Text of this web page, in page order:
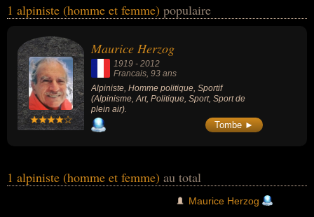
politique, du sport ou du sport de plein air. Ces célébrités peuvent
leurs nationalités au moment de leurs morts, ils peuvent avoir été
francais par exemple.
1 alpiniste (homme et femme) populaire
Maurice Herzog
1919 - 2012
Francais, 93 ans
Alpiniste, Homme politique, Sportif
(Alpinisme, Art, Politique, Sport, Sport de
plein air).
Tombe ►
1 alpiniste (homme et femme) au total
Maurice Herzog